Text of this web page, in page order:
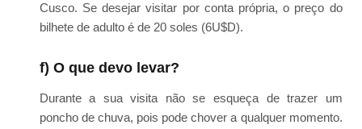
Cusco. Se desejar visitar por conta própria, o preço do
bilhete de adulto é de 20 soles (6U$D).
f) O que devo levar?
Durante a sua visita não se esqueça de trazer um
poncho de chuva, pois pode chover a qualquer momento.